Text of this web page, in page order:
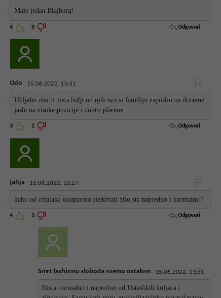
Malo jedan Blajburg!
4 0 Odgovori
Odo 15.06.2022. 13:31
Uhljebu nisi ti nista bolji od njih svu si familiju zaposlio na drzavne
jasle na visoke pozicije i dobro placene
3 2 Odgovori
jahja 15.06.2022. 12:27
kako od ostataka okupatora ocekivati bilo sta napredno i normalno?
4 1 Odgovori
Smrt fashizmu sloboda svemu ostalom 15.06.2022. 13:31
Nista normalno i napredno od Ustashkih koljaca i